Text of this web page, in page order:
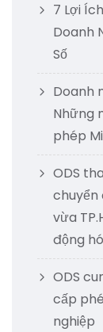
7 Lợi
Doanh
Số
Doanh
Những
phép
ODS
chuyển
vừa
động
ODS
cấp
nghiệp